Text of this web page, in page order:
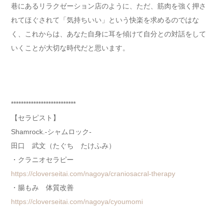
巷にあるリラクゼーション店のように、ただ、筋肉を強く押さ
れてほぐされて「気持ちいい」という快楽を求めるのではな
く、これからは、あなた自身に耳を傾けて自分との対話をして
いくことが大切な時代だと思います。
**************************
【セラピスト】
Shamrock.-シャムロック-
田口 武文（たぐち たけふみ）
・クラニオセラピー
https://cloverseitai.com/nagoya/craniosacral-therapy
・腸もみ 体質改善
https://cloverseitai.com/nagoya/cyoumomi